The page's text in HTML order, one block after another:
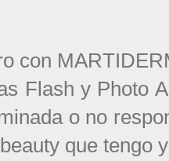
con
Flash y Photo
o no
que tengo